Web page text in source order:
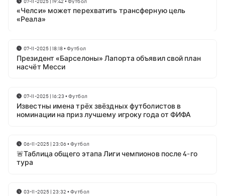
«Челси» может перехватить трансферную цель
«Реала»
07-11-2025 | 18:18•Футбол
Президент «Барселоны» Лапорта объявил свой план
насчёт Месси
07-11-2025 | 16:23 •Футбол
Известны имена трёх звёздных футболистов в
номинации на приз лучшему игроку года от ФИФА
06-11-2025 | 23:06•Футбол
🚨Таблица общего этапа Лиги чемпионов после 4-го
тура
03-11-2025 | 23:32 •Футбол